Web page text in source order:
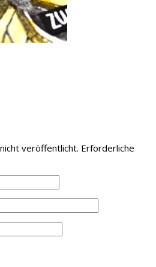
veröffentlicht. Erforderliche